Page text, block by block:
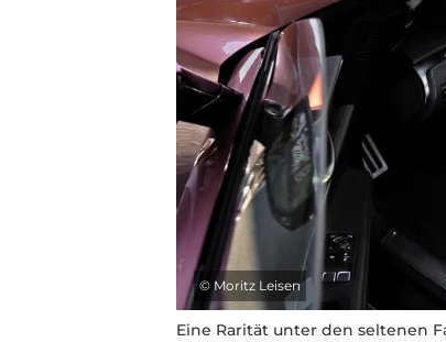
© Moritz Leisen
Eine Rarität unter den seltenen